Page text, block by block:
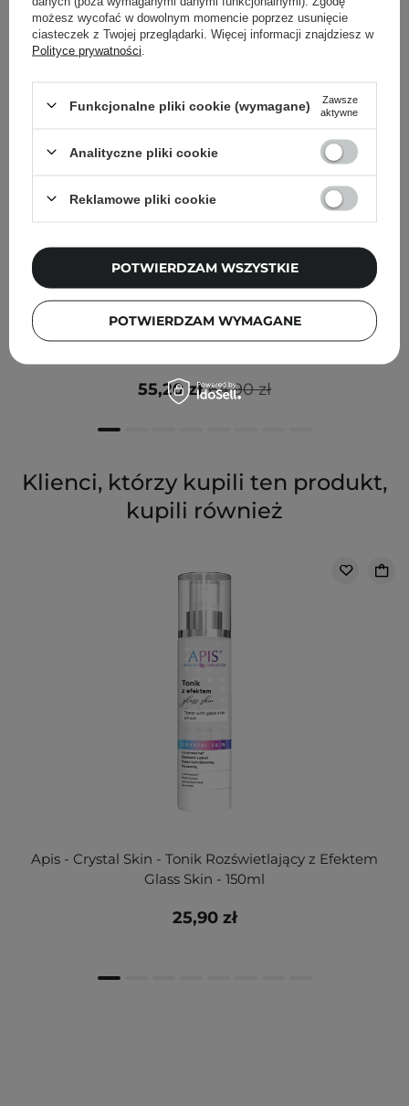
PROMOCJA
Mary&May - Idebenone Blackberry Intense Cream -
64,90 zł
55,20 zł
Klienci, którzy kupili ten produkt,
kupili również
Apis - Crystal Skin - Tonik Rozświetlający z Efektem
Glass Skin - 150ml
25,90 zł
możesz wycofać w dowolnym momencie poprzez usunięcie
ciasteczek z Twojej przeglądarki. Więcej informacji znajdziesz w
Polityce prywatności
Funkcjonalne pliki cookie (wymagane)
Zawsze
aktywne
Analityczne pliki cookie
Reklamowe pliki cookie
POTWIERDZAM WYMAGANE
POTWIERDZAM WSZYSTKIE